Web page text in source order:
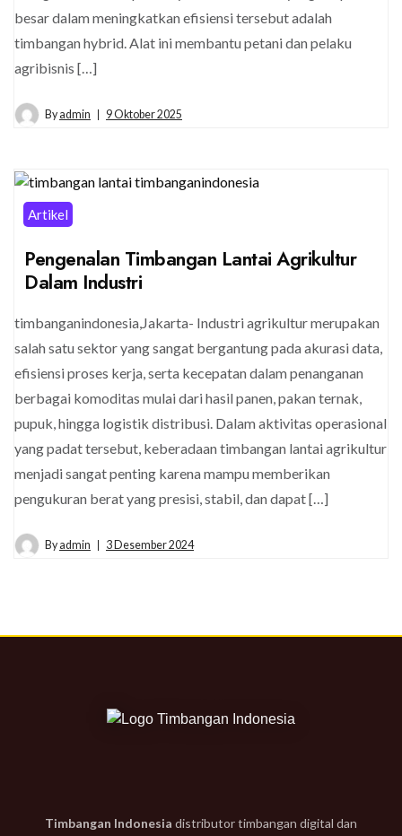
besar dalam meningkatkan efisiensi tersebut adalah
timbangan hybrid. Alat ini membantu petani dan pelaku
agribisnis […]
By admin 9 Oktober 2025
Artikel
Pengenalan Timbangan Lantai Agrikultur
Dalam Industri
timbanganindonesia,Jakarta- Industri agrikultur merupakan
salah satu sektor yang sangat bergantung pada akurasi data,
efisiensi proses kerja, serta kecepatan dalam penanganan
berbagai komoditas mulai dari hasil panen, pakan ternak,
pupuk, hingga logistik distribusi. Dalam aktivitas operasional
yang padat tersebut, keberadaan timbangan lantai agrikultur
menjadi sangat penting karena mampu memberikan
pengukuran berat yang presisi, stabil, dan dapat […]
By admin 3 Desember 2024
Timbangan Indonesia distributor timbangan digital dan